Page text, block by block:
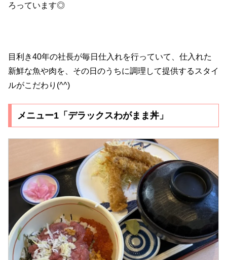
ろっています◎
目利き40年の社長が毎日仕入れを行っていて、仕入れた
新鮮な魚や肉を、その日のうちに調理して提供するスタイ
ルがこだわり(^^)
メニュー1「デラックスわがまま丼」